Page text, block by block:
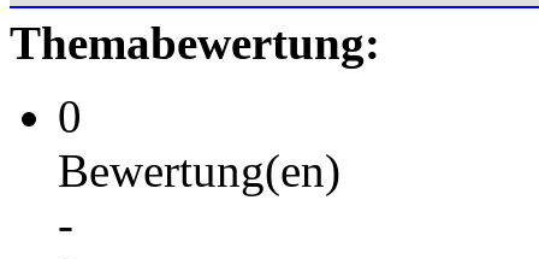
Themabewertung:
0
Bewertung(en)
-